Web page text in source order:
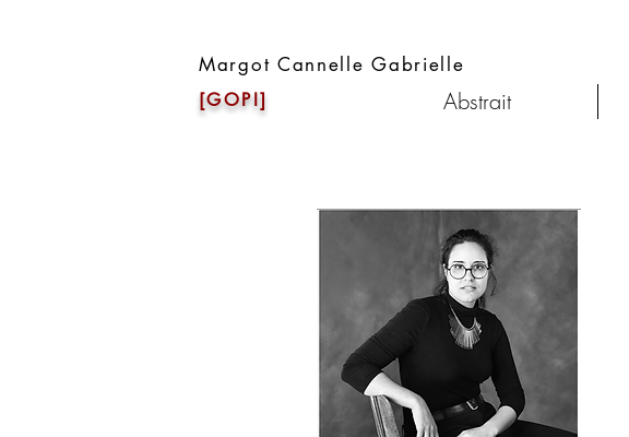
Margot Cannelle Gabrielle
[GOPI] Abstrait